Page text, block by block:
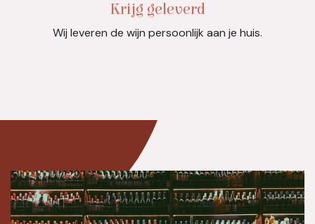
Krijg geleverd
Wij leveren de wijn persoonlijk aan je huis.